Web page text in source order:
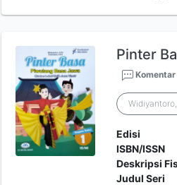
Pinter
Komentar
Widiyantoro,
Edisi
ISBN/ISSN
Deskripsi
Judul Seri